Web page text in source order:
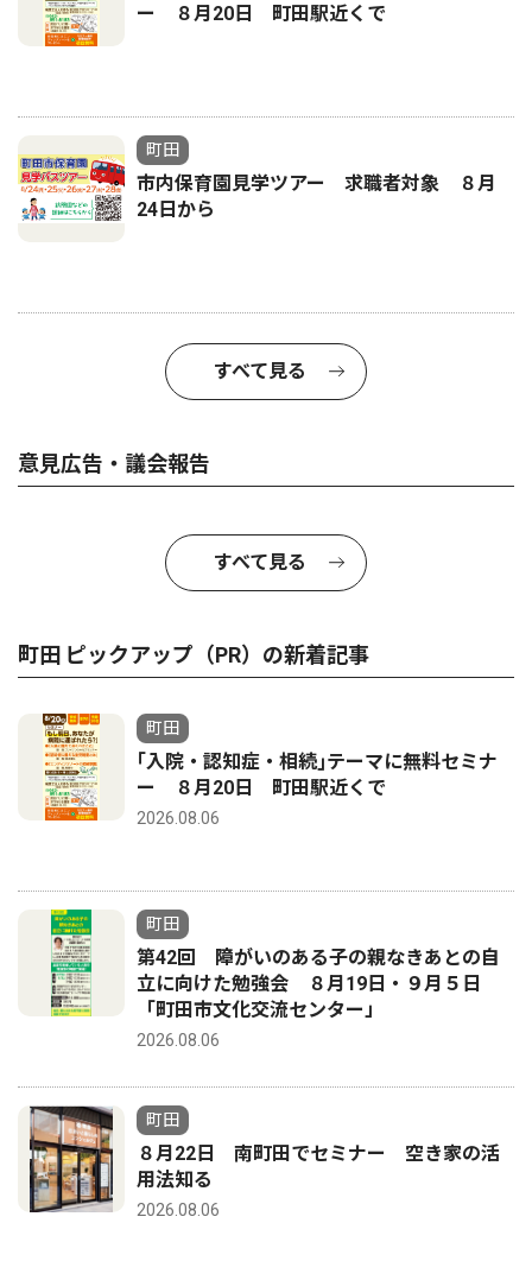
ー ８月20日 町田駅近くで
町田
市内保育園見学ツアー 求職者対象 ８月
24日から
すべて見る
意見広告・議会報告
すべて見る
町田 ピックアップ（PR）の新着記事
町田
｢入院・認知症・相続｣テーマに無料セミナ
ー ８月20日 町田駅近くで
2026.08.06
町田
第42回 障がいのある子の親なきあとの自
立に向けた勉強会 ８月19日・９月５日
「町田市文化交流センター」
2026.08.06
町田
８月22日 南町田でセミナー 空き家の活
用法知る
2026.08.06